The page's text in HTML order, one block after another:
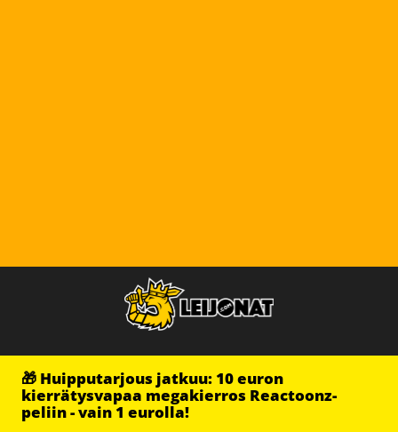
🎁 Huipputarjous jatkuu: 10 euron
kierrätysvapaa megakierros Reactoonz-
peliin - vain 1 eurolla!